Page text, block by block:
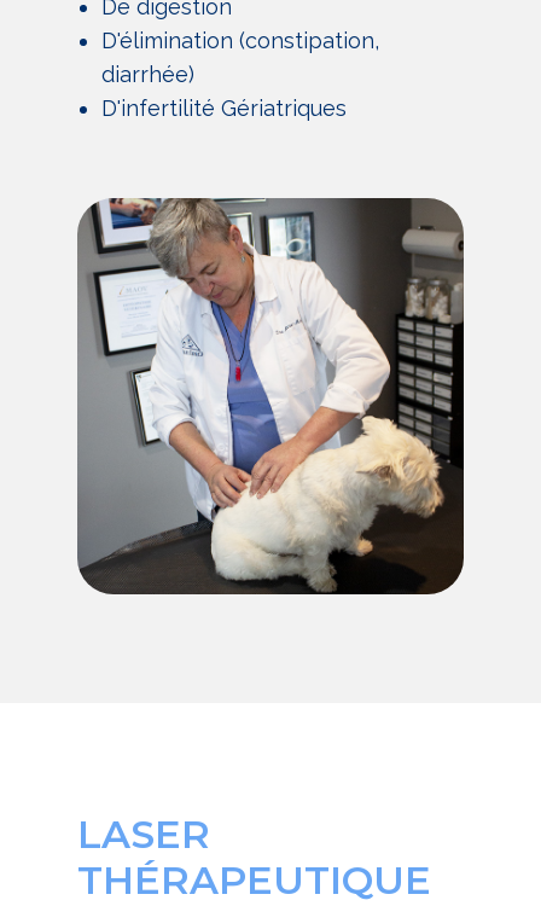
De digestion
D'élimination (constipation,
diarrhée)
D'infertilité Gériatriques
LASER
THÉRAPEUTIQUE